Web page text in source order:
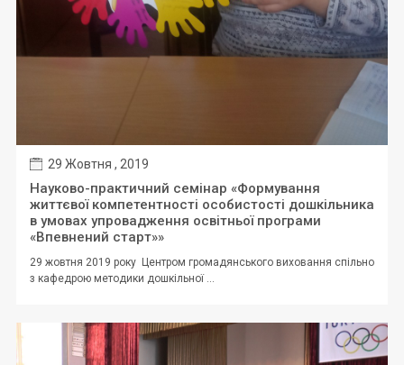
29 Жовтня , 2019
Науково-практичний семінар «Формування
життєвої компетентності особистості дошкільника
в умовах упровадження освітньої програми
«Впевнений старт»»
29 жовтня 2019 року Центром громадянського виховання спільно
з кафедрою методики дошкільної ...